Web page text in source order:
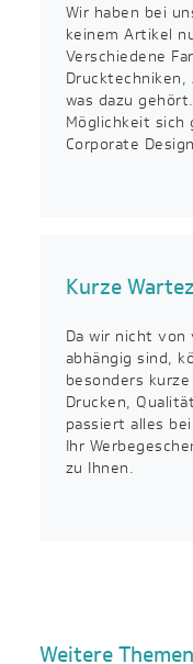
Wir haben bei
keinem Artikel
Verschiedene
was dazu
Möglichkeit sich
Corporate
Kurze
Da wir nicht
abhängig sind,
besonders
Drucken,
passiert alles
Ihr
zu Ihnen.
Weitere Themen